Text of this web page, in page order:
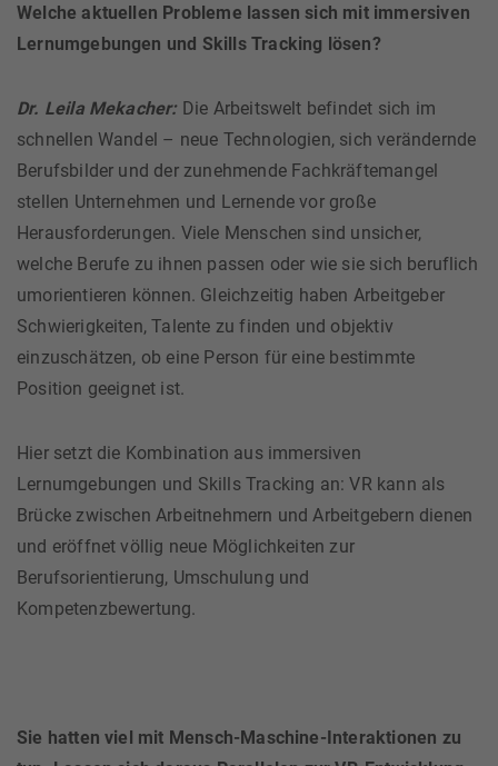
Welche aktuellen Probleme lassen sich mit immersiven
Lernumgebungen und Skills Tracking lösen?
Dr. Leila Mekacher: Die Arbeitswelt befindet sich im
schnellen Wandel – neue Technologien, sich verändernde
Berufsbilder und der zunehmende Fachkräftemangel
stellen Unternehmen und Lernende vor große
Herausforderungen. Viele Menschen sind unsicher,
welche Berufe zu ihnen passen oder wie sie sich beruflich
umorientieren können. Gleichzeitig haben Arbeitgeber
Schwierigkeiten, Talente zu finden und objektiv
einzuschätzen, ob eine Person für eine bestimmte
Position geeignet ist.
Hier setzt die Kombination aus immersiven
Lernumgebungen und Skills Tracking an: VR kann als
Brücke zwischen Arbeitnehmern und Arbeitgebern dienen
und eröffnet völlig neue Möglichkeiten zur
Berufsorientierung, Umschulung und
Kompetenzbewertung.
Sie hatten viel mit Mensch-Maschine-Interaktionen zu